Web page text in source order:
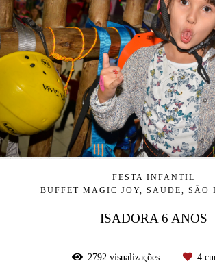
FESTA INFANTIL
BUFFET MAGIC JOY, SAUDE, SÃO
ISADORA 6 ANOS
2792 visualizações 4